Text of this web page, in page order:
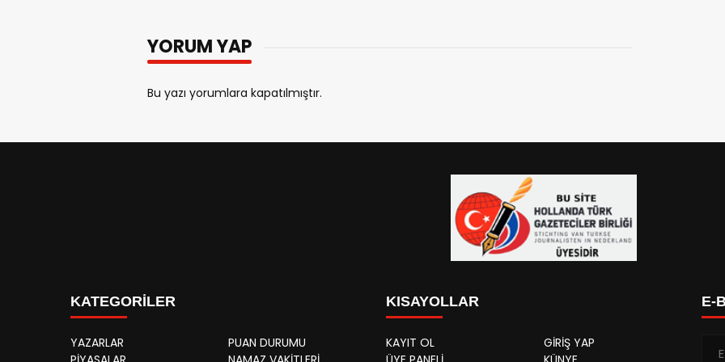
YORUM YAP
Bu yazı yorumlara kapatılmıştır.
KATEGORİLER
YAZARLAR
PUAN DURUMU
KISAYOLLAR
KAYIT OL
GİRİŞ YAP
E-